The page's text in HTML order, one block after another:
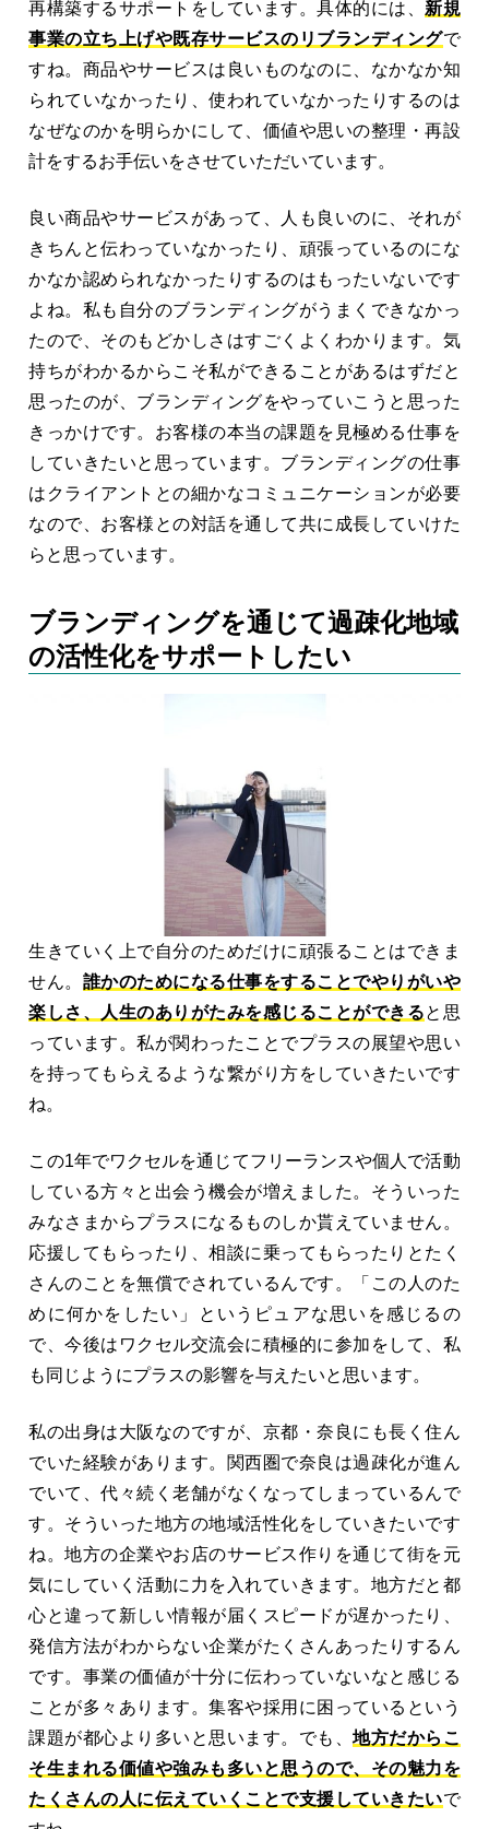
再構築するサポートをしています。具体的には、 新規
事業の立ち上げや既存サービスのリブランディングで
すね。商品やサービスは良いものなのに、なかなか知
られていなかったり、使われていなかったりするのは
なぜなのかを明らかにして、価値や思いの整理・再設
計をするお手伝いをさせていただいています。
良い商品やサービスがあって、人も良いのに、それが
きちんと伝わっていなかったり、頑張っているのにな
かなか認められなかったりするのはもったいないです
よね。私も自分のブランディングがうまくできなかっ
たので、そのもどかしさはすごくよくわかります。気
持ちがわかるからこそ私ができることがあるはずだと
思ったのが、ブランディングをやっていこうと思った
きっかけです。お客様の本当の課題を見極める仕事を
していきたいと思っています。ブランディングの仕事
はクライアントとの細かなコミュニケーションが必要
なので、お客様との対話を通して共に成長していけた
らと思っています。
ブランディングを通じて過疎化地域
の活性化をサポートしたい
生きていく上で自分のためだけに頑張ることはできま
せん。 誰かのためになる仕事をすることでやりがいや
楽しさ、人生のありがたみを感じることができると思
っています。私が関わったことでプラスの展望や思い
を持ってもらえるような繋がり方をしていきたいです
ね。
この1年でワクセルを通じてフリーランスや個人で活動
している方々と出会う機会が増えました。そういった
みなさまからプラスになるものしか貰えていません。
応援してもらったり、相談に乗ってもらったりとたく
さんのことを無償でされているんです。「この人のた
めに何かをしたい」というピュアな思いを感じるの
で、今後はワクセル交流会に積極的に参加をして、私
も同じようにプラスの影響を与えたいと思います。
私の出身は大阪なのですが、京都・奈良にも長く住ん
でいた経験があります。関西圏で奈良は過疎化が進ん
でいて、代々続く老舗がなくなってしまっているんで
す。そういった地方の地域活性化をしていきたいです
ね。地方の企業やお店のサービス作りを通じて街を元
気にしていく活動に力を入れていきます。地方だと都
心と違って新しい情報が届くスピードが遅かったり、
発信方法がわからない企業がたくさんあったりするん
です。事業の価値が十分に伝わっていないなと感じる
ことが多々あります。集客や採用に困っているという
課題が都心より多いと思います。でも、地方だからこ
そ生まれる価値や強みも多いと思うので、その魅力を
たくさんの人に伝えていくことで支援していきたいで